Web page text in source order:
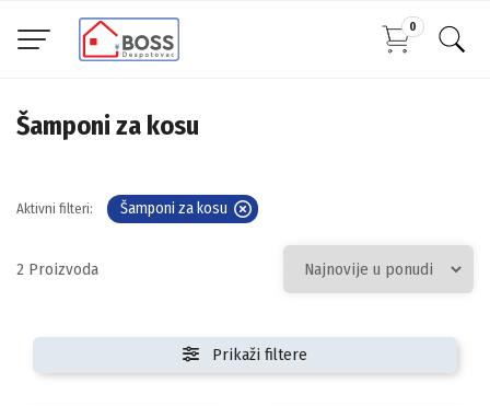
0
Šamponi za kosu
Aktivni filteri: Šamponi za kosu
2
Prikaži filtere